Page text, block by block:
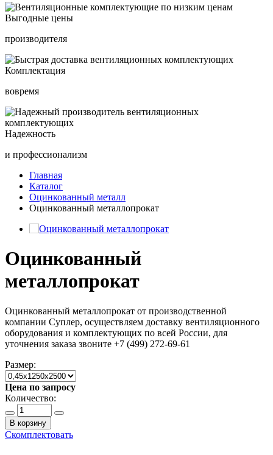
Выгодные цены
производителя
Комплектация
вовремя
Надежность
и профессионализм
Главная
Каталог
Оцинкованный металл
Оцинкованный металлопрокат
Оцинкованный
металлопрокат
Оцинкованный металлопрокат от производственной
компании Суплер, осуществляем доставку вентиляционного
оборудования и комплектующих по всей России, для
уточнения заказа звоните +7 (499) 272-69-61
Размер:
Цена по запросу
Количество:
В корзину
Скомплектовать